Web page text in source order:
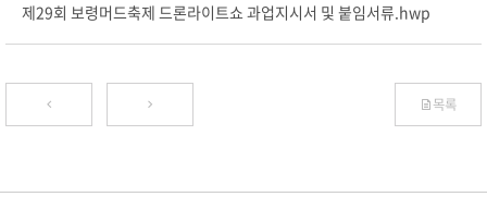
제29회 보령머드축제 드론라이트쇼 과업지시서 및 붙임서류.hwp
목록